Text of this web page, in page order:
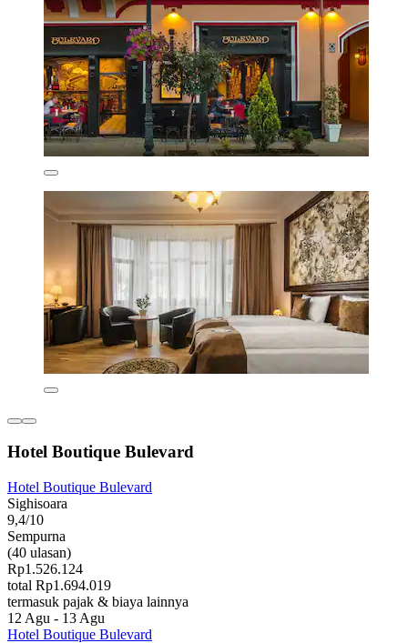
Hotel Boutique Bulevard
Hotel Boutique Bulevard
Sighisoara
9,4/10
Sempurna
(40 ulasan)
Rp1.526.124
total Rp1.694.019
termasuk pajak & biaya lainnya
12 Agu - 13 Agu
Hotel Boutique Bulevard